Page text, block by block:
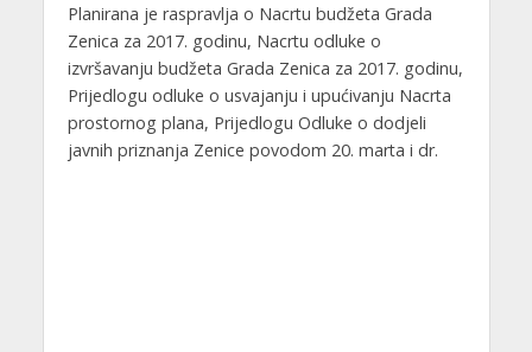
Planirana je raspravlja o Nacrtu budžeta Grada
Zenica za 2017. godinu, Nacrtu odluke o
izvršavanju budžeta Grada Zenica za 2017. godinu,
Prijedlogu odluke o usvajanju i upućivanju Nacrta
prostornog plana, Prijedlogu Odluke o dodjeli
javnih priznanja Zenice povodom 20. marta i dr.